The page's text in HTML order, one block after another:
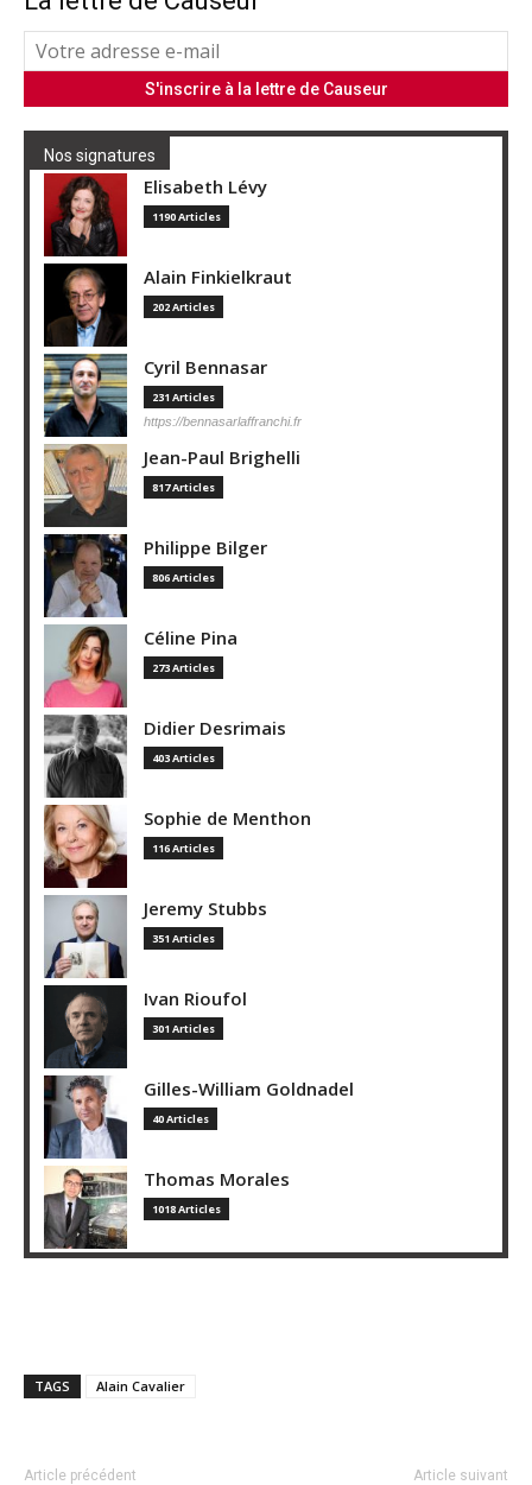
Nos signatures
Elisabeth Lévy
1190 Articles
Alain Finkielkraut
202 Articles
Cyril Bennasar
231 Articles
https://bennasarlaffranchi.fr
Jean-Paul Brighelli
817 Articles
Philippe Bilger
806 Articles
Céline Pina
273 Articles
Didier Desrimais
403 Articles
Sophie de Menthon
116 Articles
Jeremy Stubbs
351 Articles
Ivan Rioufol
301 Articles
Gilles-William Goldnadel
40 Articles
Thomas Morales
1018 Articles
TAGS Alain Cavalier
Article précédent Article suivant